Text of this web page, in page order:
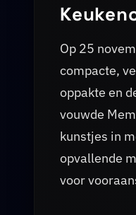
Op 25
compacte,
oppakte en
vouwde
kunstjes in
opvallende
voor